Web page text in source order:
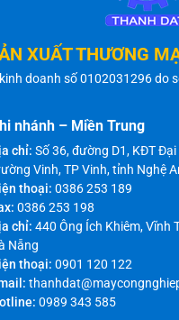
XUẤT THƯƠNG
doanh số 0102031296 do
nhánh – Miền Trung
chỉ: Số 36, đường D1, KĐT
Vinh, TP Vinh, tỉnh Nghệ
thoại: 0386 253 189
0386 253 198
chỉ: 440 Ông Ích Khiêm, Vĩnh
Nẵng
thoại: 0901 120 122
0989 343 585